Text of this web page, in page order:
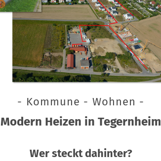
- Kommune - Wohnen -
Modern Heizen in Tegernheim
Wer steckt dahinter?